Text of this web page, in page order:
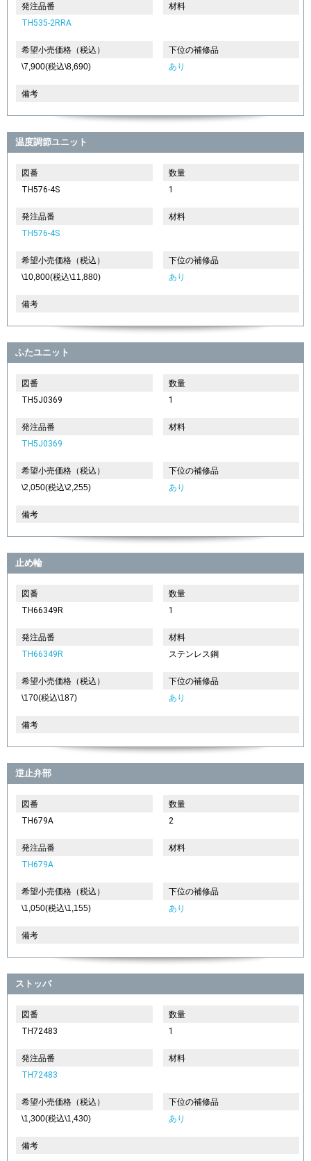
発注品番
TH535-2RRA
材料
希望小売価格（税込）
\7,900(税込\8,690)
下位の補修品
あり
備考
温度調節ユニット
図番
TH576-4S
数量
1
発注品番
TH576-4S
材料
希望小売価格（税込）
\10,800(税込\11,880)
下位の補修品
あり
備考
ふたユニット
図番
TH5J0369
数量
1
発注品番
TH5J0369
材料
希望小売価格（税込）
\2,050(税込\2,255)
下位の補修品
あり
備考
止め輪
図番
TH66349R
数量
1
発注品番
TH66349R
材料
ステンレス鋼
希望小売価格（税込）
\170(税込\187)
下位の補修品
あり
備考
逆止弁部
図番
TH679A
数量
2
発注品番
TH679A
材料
希望小売価格（税込）
\1,050(税込\1,155)
下位の補修品
あり
備考
ストッパ
図番
TH72483
数量
1
発注品番
TH72483
材料
希望小売価格（税込）
\1,300(税込\1,430)
下位の補修品
あり
備考